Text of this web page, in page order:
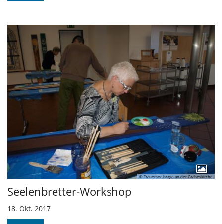
© Trauerseelsorge an der Grabeskirche
Seelenbretter-Workshop
18. Okt. 2017